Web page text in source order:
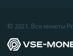
© 2021. Все монеты